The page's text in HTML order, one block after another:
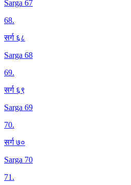
Sarga 67
68.
सर्ग ६८
Sarga 68
69.
सर्ग ६९
Sarga 69
70.
सर्ग ७०
Sarga 70
71.